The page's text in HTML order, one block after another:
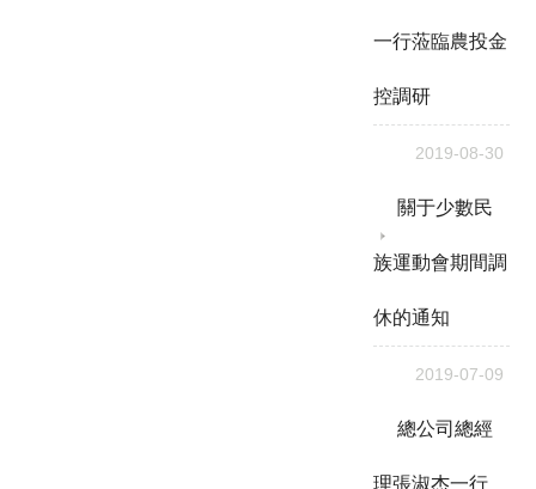
一行蒞臨農投金
控調研
2019-08-30
關于少數民
族運動會期間調
休的通知
2019-07-09
總公司總經
理張淑杰一行